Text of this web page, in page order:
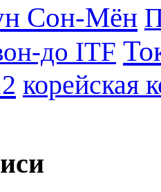
Сон-Мён
до ITF
корейская